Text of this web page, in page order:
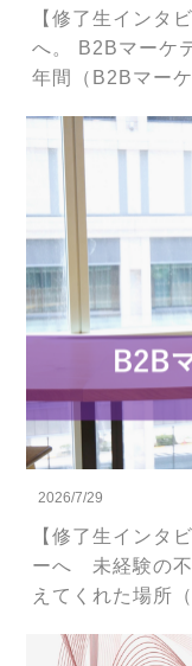
【修了生インタ
へ。 B2Bマーケ
年間（B2Bマー
2026/7/29
【修了生インタ
ーへ 未経験の不
えてくれた場所